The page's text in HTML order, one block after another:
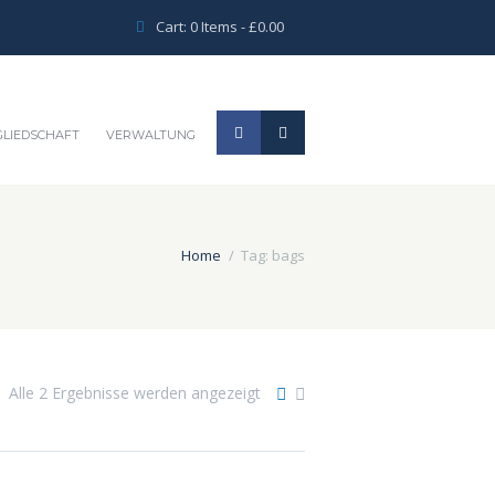
Cart: 0 Items -£0.00
VERWALTUNG
Home Tag: bags
Alle 2 Ergebnisse werden angezeigt